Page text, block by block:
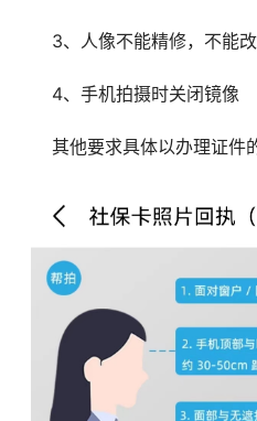
3、人像不能精修，不能
4、手机拍摄时关闭镜像
其他要求具体以办理证件